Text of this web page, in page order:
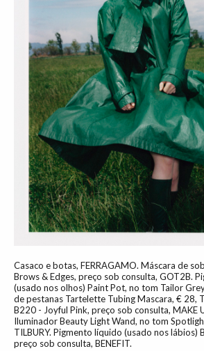
Casaco e botas, FERRAGAMO. Máscara de
Brows & Edges, preço sob consulta, GOT2B.
(usado nos olhos) Paint Pot, no tom Tailor
de pestanas Tartelette Tubing Mascara, € 28,
B220 - Joyful Pink, preço sob consulta, MAKE
Iluminador Beauty Light Wand, no tom
TILBURY. Pigmento líquido (usado nos lábios)
preço sob consulta, BENEFIT.